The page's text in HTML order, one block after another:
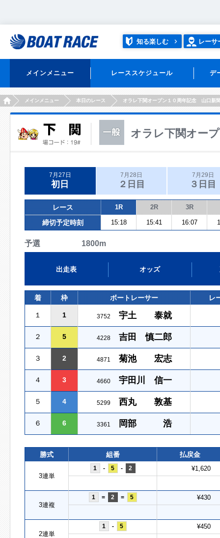
知る楽しむ レーサ
メインメニュー レーススケジュール デ
HOMEメインメニュー 本日のレース オラレ下関オープン１０周年記念 山口新
オラレ下関オー
7月27日
初日
7月28日
２日目
7月29日
３日目
レース 1R 2R 3R
締切予定時刻 15:18 15:41 16:07
予選 1800m
出走表 オッズ
着 枠 ボートレーサー レ
１ 1 3752 宇土 泰就
２ 5 4228 吉田 慎二郎
３ 2 4871 菊池 宏志
４ 3 4660 宇田川 信一
５ 4 5299 西丸 敦基
６ 6 3361 岡部 浩
勝式 組番 払戻金
3連単
1 - 5 - 2 ¥1,620
3連複
1 = 2 = 5 ¥430
2連単
1 - 5 ¥450